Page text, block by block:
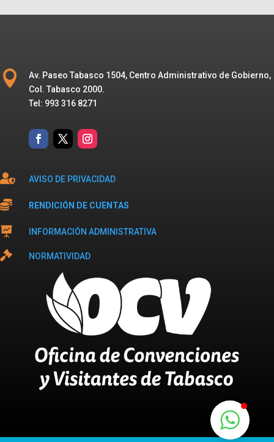

Av. Paseo Tabasco 1504, Centro Administrativo de Gobierno,
Col. Tabasco 2000.
Tel: 993 316 8271
 AVISO DE PRIVACIDAD
 RENDICIÓN DE CUENTAS
 INFORMACIÓN ADMINISTRATIVA
 NORMATIVIDAD